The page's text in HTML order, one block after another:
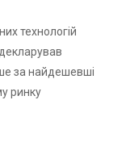
технологій
за найдешевші
ринку